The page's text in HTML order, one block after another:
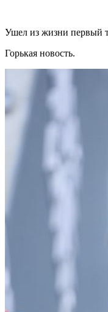
Ушел из жизни первый
Горькая новость.